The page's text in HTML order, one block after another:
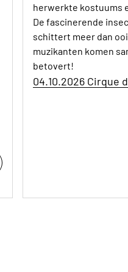
herwerkte kostuums
De fascinerende
schittert meer dan
muzikanten komen
betovert!
04.10.2026 Cirque